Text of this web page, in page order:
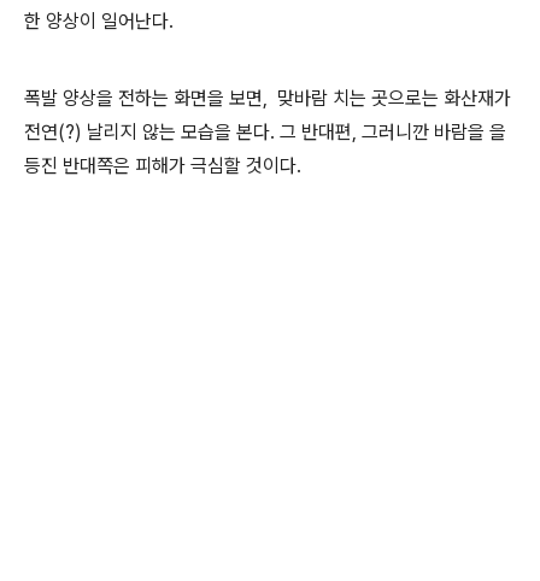
한 양상이 일어난다.
폭발 양상을 전하는 화면을 보면, 맞바람 치는 곳으로는 화산재가
전연(?) 날리지 않는 모습을 본다. 그 반대편, 그러니깐 바람을 을
등진 반대쪽은 피해가 극심할 것이다.